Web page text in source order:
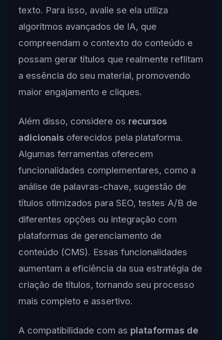
texto. Para isso, avalie se ela utiliza
algoritmos avançados de IA, que
compreendam o contexto do conteúdo e
possam gerar títulos que realmente reflitam
a essência do seu material, promovendo
maior engajamento e cliques.
Além disso, considere os recursos
adicionaisoferecidos pela plataforma.
Algumas ferramentas oferecem
funcionalidades complementares, como a
análise de palavras-chave, sugestão de
títulos otimizados para SEO, testes A/B de
diferentes opções ou integração com
plataformas de gerenciamento de
conteúdo (CMS). Essas funcionalidades
aumentam a eficiência da sua estratégia de
criação de títulos, tornando seu processo
mais completo e assertivo.
A compatibilidade com as plataformas de